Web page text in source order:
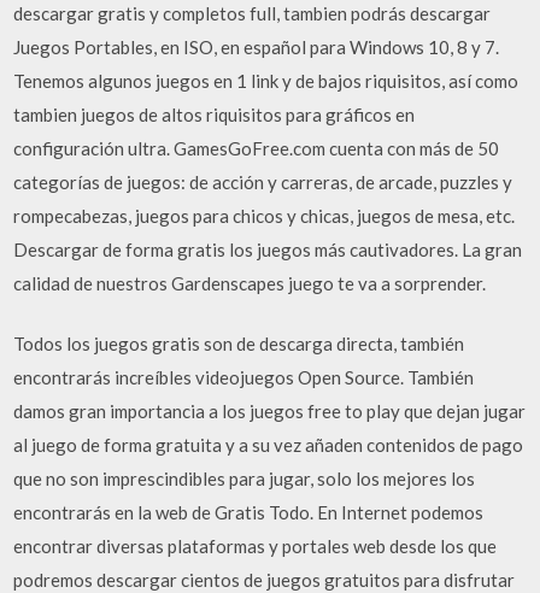
descargar gratis y completos full, tambien podrás descargar
Juegos Portables, en ISO, en español para Windows 10, 8 y 7.
Tenemos algunos juegos en 1 link y de bajos riquisitos, así como
tambien juegos de altos riquisitos para gráficos en
configuración ultra. GamesGoFree.com cuenta con más de 50
categorías de juegos: de acción y carreras, de arcade, puzzles y
rompecabezas, juegos para chicos y chicas, juegos de mesa, etc.
Descargar de forma gratis los juegos más cautivadores. La gran
calidad de nuestros Gardenscapes juego te va a sorprender.
Todos los juegos gratis son de descarga directa, también
encontrarás increíbles videojuegos Open Source. También
damos gran importancia a los juegos free to play que dejan jugar
al juego de forma gratuita y a su vez añaden contenidos de pago
que no son imprescindibles para jugar, solo los mejores los
encontrarás en la web de Gratis Todo. En Internet podemos
encontrar diversas plataformas y portales web desde los que
podremos descargar cientos de juegos gratuitos para disfrutar